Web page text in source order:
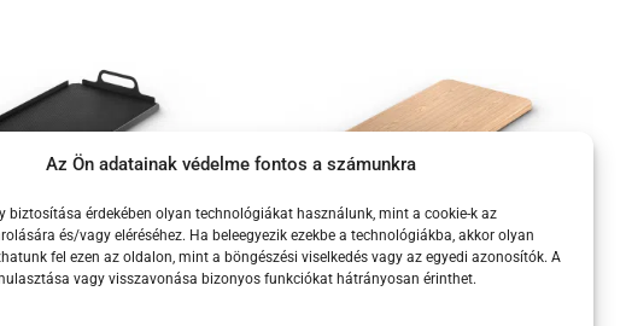
Az Ön adatainak védelme fontos a számunkra
biztosítása érdekében olyan technológiákat használunk, mint a cookie-k az
és/vagy eléréséhez. Ha beleegyezik ezekbe a technológiákba, akkor olyan
fel ezen az oldalon, mint a böngészési viselkedés vagy az egyedi azonosítók. A
vagy visszavonása bizonyos funkciókat hátrányosan érinthet.